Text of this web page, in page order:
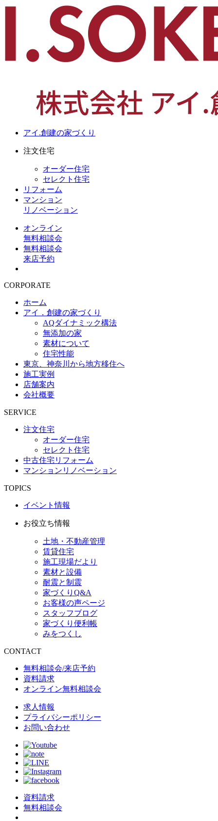
アイ.創建の家づくり
注文住宅
オーダー住宅
セレクト住宅
リフォーム
マンション
リノベーション
オンライン
無料相談会
無料相談会
来店予約
CORPORATE
ホーム
アイ．創建の家づくり
AQダイナミック構法
無添加の家
素材について
住宅性能
東京、神奈川から地方移住へ
施工実例
店舗案内
会社概要
SERVICE
注文住宅
オーダー住宅
セレクト住宅
中古住宅リフォーム
マンションリノベーション
TOPICS
イベント情報
お役立ち情報
土地・不動産管理
賃貸住宅
施工現場だより
素材と設備
耐震と制震
家づくりQ&A
お客様の声ページ
スタッフブログ
家づくり便利帳
みをつくし
CONTACT
無料相談会/来店予約
資料請求
オンライン無料相談会
求人情報
プライバシーポリシー
お問い合わせ
資料請求
無料相談会